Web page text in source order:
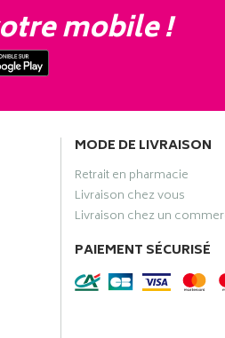
mobile !
MODE DE LIVRAISON
Retrait en pharmacie
Livraison chez vous
Livraison chez un
PAIEMENT SÉCURISÉ